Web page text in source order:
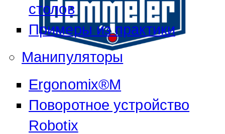
столов
Примеры из практики
Манипуляторы
Ergonomix®M
Поворотное устройство
Robotix
Demmeler Maschinenbau